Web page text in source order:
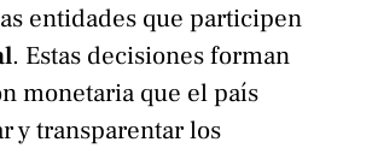
entidades que participen
. Estas decisiones forman
monetaria que el país
y transparentar los